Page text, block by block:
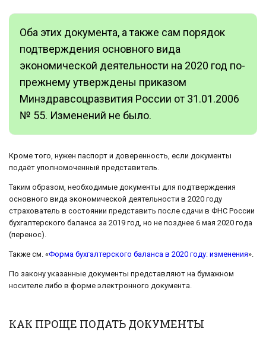
Оба этих документа, а также сам порядок
подтверждения основного вида
экономической деятельности на 2020 год по-
прежнему утверждены приказом
Минздравсоцразвития России от 31.01.2006
№ 55. Изменений не было.
Кроме того, нужен паспорт и доверенность, если документы
подаёт уполномоченный представитель.
Таким образом, необходимые документы для подтверждения
основного вида экономической деятельности в 2020 году
страхователь в состоянии представить после сдачи в ФНС России
бухгалтерского баланса за 2019 год, но не позднее 6 мая 2020 года
(перенос).
Также см. «Форма бухгалтерского баланса в 2020 году: изменения».
По закону указанные документы представляют на бумажном
носителе либо в форме электронного документа.
КАК ПРОЩЕ ПОДАТЬ ДОКУМЕНТЫ